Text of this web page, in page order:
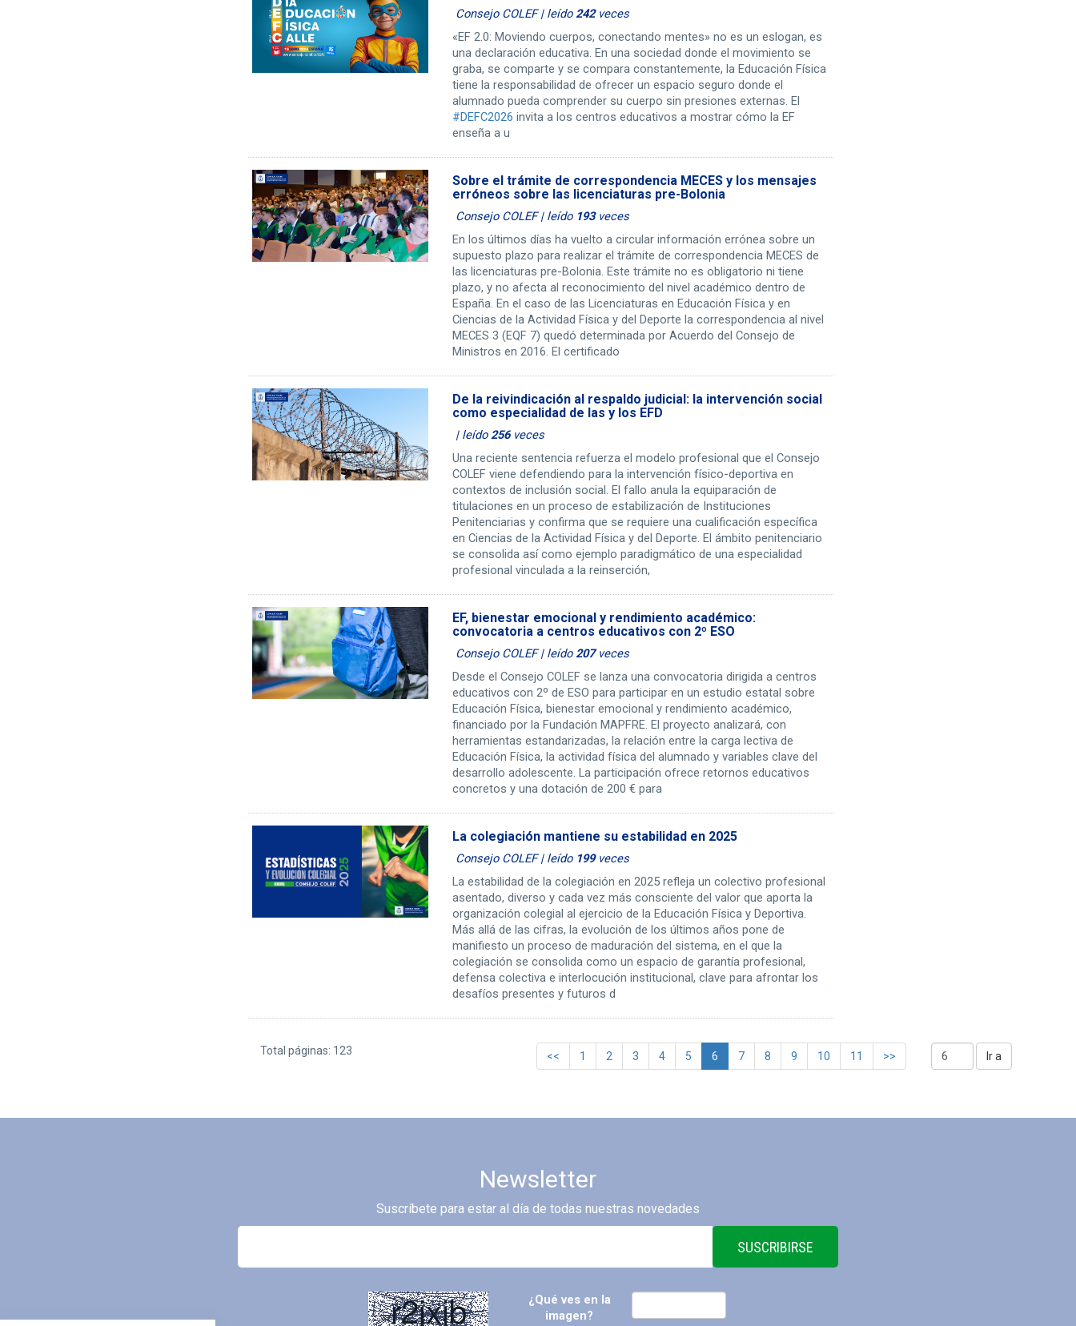
Consejo COLEF | leído242veces
«EF 2.0: Moviendo cuerpos, conectando mentes» no es un eslogan, es
una declaración educativa. En una sociedad donde el movimiento se
graba, se comparte y se compara constantemente, la Educación Física
tiene la responsabilidad de ofrecer un espacio seguro donde el
alumnado pueda comprender su cuerpo sin presiones externas. El
#DEFC2026 invita a los centros educativos a mostrar cómo la EF
enseña a u
Sobre el trámite de correspondencia MECES y los mensajes
erróneos sobre las licenciaturas pre-Bolonia
Consejo COLEF | leído 193veces
En los últimos días ha vuelto a circular información errónea sobre un
supuesto plazo para realizar el trámite de correspondencia MECES de
las licenciaturas pre-Bolonia. Este trámite no es obligatorio ni tiene
plazo, y no afecta al reconocimiento del nivel académico dentro de
España. En el caso de las Licenciaturas en Educación Física y en
Ciencias de la Actividad Física y del Deporte la correspondencia al nivel
MECES 3 (EQF 7) quedó determinada por Acuerdo del Consejo de
Ministros en 2016. El certificado
De la reivindicación al respaldo judicial: la intervención social
como especialidad de las y los EFD
| leído256veces
Una reciente sentencia refuerza el modelo profesional que el Consejo
COLEF viene defendiendo para la intervención físico-deportiva en
contextos de inclusión social. El fallo anula la equiparación de
titulaciones en un proceso de estabilización de Instituciones
Penitenciarias y confirma que se requiere una cualificación específica
en Ciencias de la Actividad Física y del Deporte. El ámbito penitenciario
se consolida así como ejemplo paradigmático de una especialidad
profesional vinculada a la reinserción,
EF, bienestar emocional y rendimiento académico:
convocatoria a centros educativos con 2º ESO
Consejo COLEF | leído207veces
Desde el Consejo COLEF se lanza una convocatoria dirigida a centros
educativos con 2º de ESO para participar en un estudio estatal sobre
Educación Física, bienestar emocional y rendimiento académico,
financiado por la Fundación MAPFRE. El proyecto analizará, con
herramientas estandarizadas, la relación entre la carga lectiva de
Educación Física, la actividad física del alumnado y variables clave del
desarrollo adolescente. La participación ofrece retornos educativos
concretos y una dotación de 200 € para
La colegiación mantiene su estabilidad en 2025
Consejo COLEF | leído 199veces
La estabilidad de la colegiación en 2025 refleja un colectivo profesional
asentado, diverso y cada vez más consciente del valor que aporta la
organización colegial al ejercicio de la Educación Física y Deportiva.
Más allá de las cifras, la evolución de los últimos años pone de
manifiesto un proceso de maduración del sistema, en el que la
colegiación se consolida como un espacio de garantía profesional,
defensa colectiva e interlocución institucional, clave para afrontar los
desafíos presentes y futuros d
Total páginas: 123 << 1 2 3 4 5 6 7 8 9 10 11 >>
Newsletter
Suscríbete para estar al día de todas nuestras novedades
SUSCRIBIRSE
¿Qué ves en la
imagen?